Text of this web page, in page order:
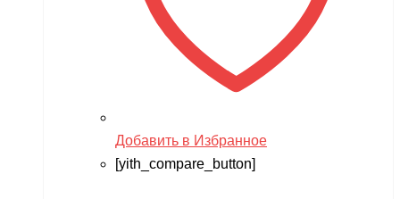
Добавить в Избранное
[yith_compare_button]